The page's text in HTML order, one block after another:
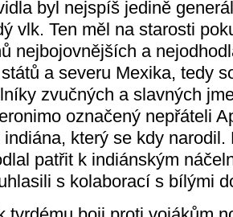
byl nejspíš jedině
vlk. Ten měl na starosti
nejbojovnějších a
a severu Mexika, tedy
zvučných a slavných
označený nepřáteli
který se kdy narodil.
patřit k indiánským
s kolaborací s bílými